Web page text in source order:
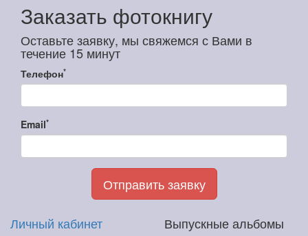
Заказать фотокнигу
Оставьте заявку, мы свяжемся с Вами в
течение 15 минут
Телефон*
Email*
Отправить заявку
Личный кабинет Выпускные альбомы